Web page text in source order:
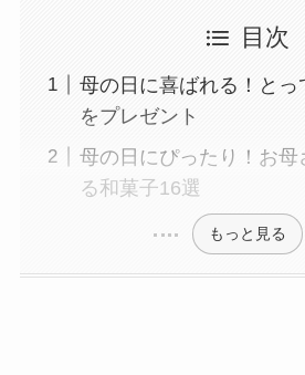
目次
母の日に喜ばれる！とっ
をプレゼント
母の日にぴったり！お母
る和菓子16選
もっと見る